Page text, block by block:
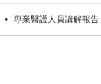
專業醫護人員講解報告